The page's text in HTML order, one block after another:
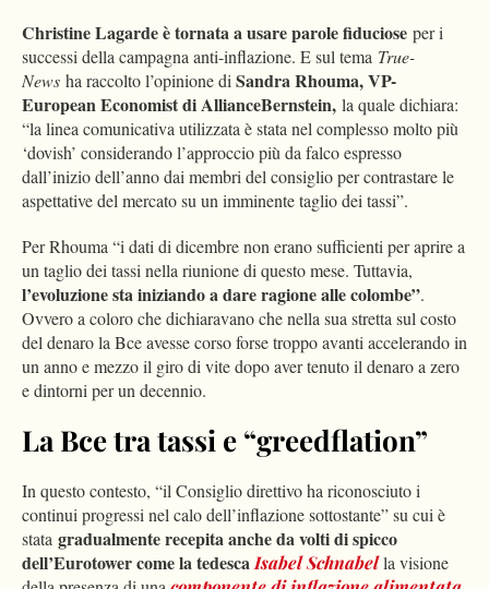
Christine Lagarde è tornata a usare parole fiduciose per i
successi della campagna anti-inflazione. E sul tema True-
News ha raccolto l’opinione diSandra Rhouma, VP-
European Economist di AllianceBernstein, la quale dichiara:
“la linea comunicativa utilizzata è stata nel complesso molto più
‘dovish’ considerando l’approccio più da falco espresso
dall’inizio dell’anno dai membri del consiglio per contrastare le
aspettative del mercato su un imminente taglio dei tassi”.
Per Rhouma “i dati di dicembre non erano sufficienti per aprire a
un taglio dei tassi nella riunione di questo mese. Tuttavia,
l’evoluzione sta iniziando a dare ragione alle colombe”.
Ovvero a coloro che dichiaravano che nella sua stretta sul costo
del denaro la Bce avesse corso forse troppo avanti accelerando in
un anno e mezzo il giro di vite dopo aver tenuto il denaro a zero
e dintorni per un decennio.
La Bce tra tassi e “greedflation”
In questo contesto, “il Consiglio direttivo ha riconosciuto i
continui progressi nel calo dell’inflazione sottostante” su cui è
stata gradualmente recepita anche da volti di spicco
dell’Eurotower come la tedescaIsabel Schnabella visione